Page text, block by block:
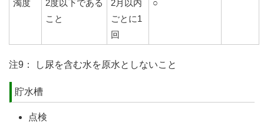
濁度
2度以下である
こと
2月以内
ごとに1
回
○
注9： し尿を含む水を原水としないこと
貯水槽
点検